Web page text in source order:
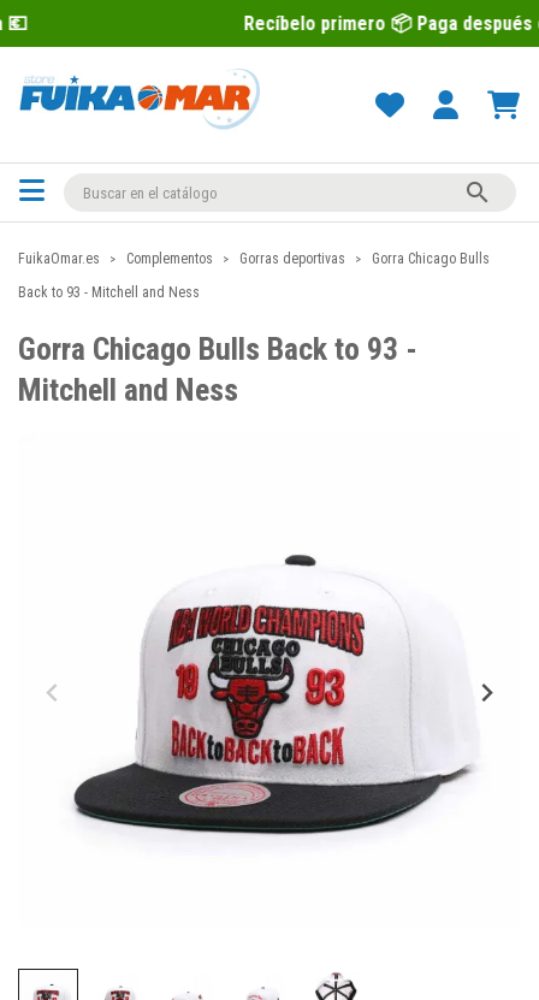
Recíbelo primero 📦 Paga después con

FuikaOmar.es Complementos Gorras deportivas
Gorra Chicago Bulls
Back to 93 - Mitchell and Ness
Gorra Chicago Bulls Back to 93 -
Mitchell and Ness